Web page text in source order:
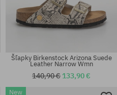
Šľapky Birkenstock Arizona Suede
Leather Narrow Wmn
140,90 € 133,90 €
New